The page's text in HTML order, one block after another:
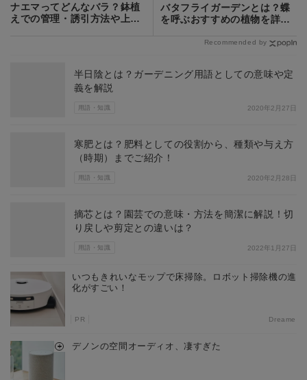
ナエマってどんなバラ？鉢植
えでの管理・誘引方法や上手
バタフライガーデンとは？蝶
を呼ぶおすすめの植物を詳し
Recommended by
用語・知識
半日陰とは？ガーデニング用語としての意味や定
義を解説
2020年2月27日
用語・知識
寒肥とは？肥料としての役割から、種類や与え方
（時期）までご紹介！
2020年2月28日
用語・知識
摘芯とは？園芸での意味・方法を簡潔に解説！切
り戻しや剪定との違いは？
2022年1月27日
いつもきれいなモップで床掃除。ロボット掃除機の進
化がすごい！
PR Dreame
デノンの空間オーディオ、凄すぎた